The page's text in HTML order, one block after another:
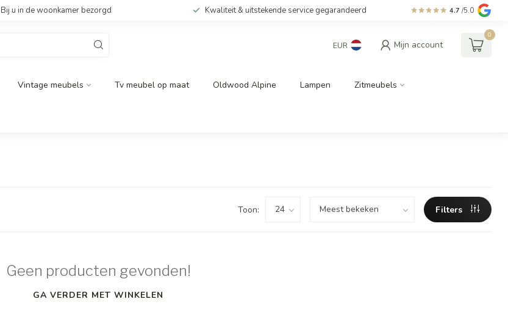
Bij u in de woonkamer bezorgd Kwaliteit & uitstekende service gegarandeerd 4.7 /5.0
EUR Mijn account
0
Vintage meubels Tv meubel op maat Oldwood Alpine Lampen Zitmeubels
Toon: Filters
Geen producten gevonden!
GA VERDER MET WINKELEN